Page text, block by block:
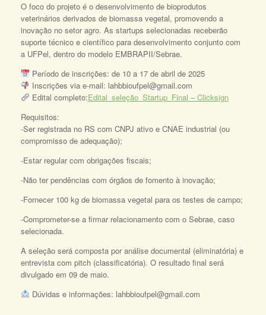
O foco do projeto é o desenvolvimento de bioprodutos
veterinários derivados de biomassa vegetal, promovendo a
inovação no setor agro. As startups selecionadas receberão
suporte técnico e científico para desenvolvimento conjunto com
a UFPel, dentro do modelo EMBRAPII/Sebrae.
Período de inscrições: de 10 a 17 de abril de 2025
Inscrições via e-mail: lahbbioufpel@gmail.com
Edital completo:Edital_seleção_Startup_Final – Clicksign
Requisitos:
-Ser registrada no RS com CNPJ ativo e CNAE industrial (ou
compromisso de adequação);
-Estar regular com obrigações fiscais;
-Não ter pendências com órgãos de fomento à inovação;
-Fornecer 100 kg de biomassa vegetal para os testes de campo;
-Comprometer-se a firmar relacionamento com o Sebrae, caso
selecionada.
A seleção será composta por análise documental (eliminatória) e
entrevista com pitch (classificatória). O resultado final será
divulgado em 09 de maio.
Dúvidas e informações: lahbbioufpel@gmail.com